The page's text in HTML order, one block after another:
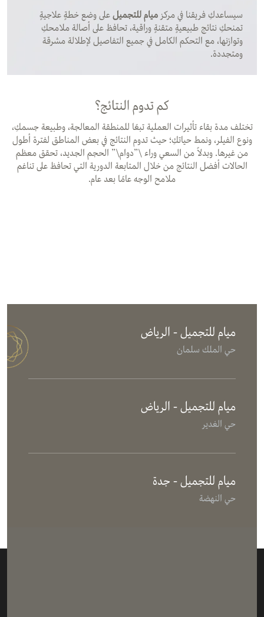
سيساعدكِ فريقنا في مركز ميام للتجميلعلى وضع خطةٍ علاجيةٍ
تمنحكِ نتائج طبيعيةٍ متقنةٍ وراقية، تحافظ على أصالة ملامحكِ
وتوازنها، مع التحكم الكامل في جميع التفاصيل لإطلالة مشرقة
ومتجددة.
كم تدوم النتائج؟
تختلف مدة بقاء تأثيرات العملية تبعًا للمنطقة المعالجة، وطبيعة جسمكِ،
ونوع الفيلر، ونمط حياتكِ؛ حيث تدوم النتائج في بعض المناطق لفترة أطول
من غيرها. وبدلاً من السعي وراء \”دوام\” الحجم الجديد، تحقق معظم
الحالات أفضل النتائج من خلال المتابعة الدورية التي تحافظ على تناغم
ملامح الوجه عامًا بعد عام.
ميام للتجميل - الرياض
حي الملك سلمان
ميام للتجميل - الرياض
حي الغدير
ميام للتجميل - جدة
حي النهضة